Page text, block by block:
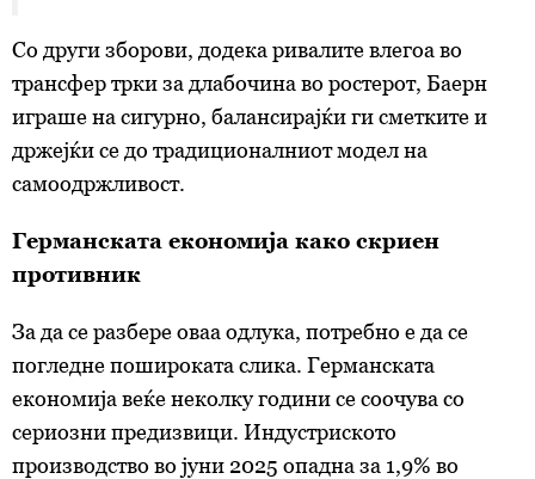
Со други зборови, додека ривалите влегоа во
трансфер трки за длабочина во ростерот, Баерн
играше на сигурно, балансирајќи ги сметките и
држејќи се до традиционалниот модел на
самooдржливост.
Германската економија како скриен
противник
За да се разбере оваа одлука, потребно е да се
погледне пошироката слика. Германската
економија веќе неколку години се соочува со
сериозни предизвици. Индустриското
производство во јуни 2025 опадна за 1,9% во